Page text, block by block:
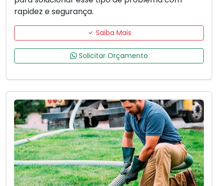
rapidez e segurança.
Saiba Mais
Solicitar Orçamento